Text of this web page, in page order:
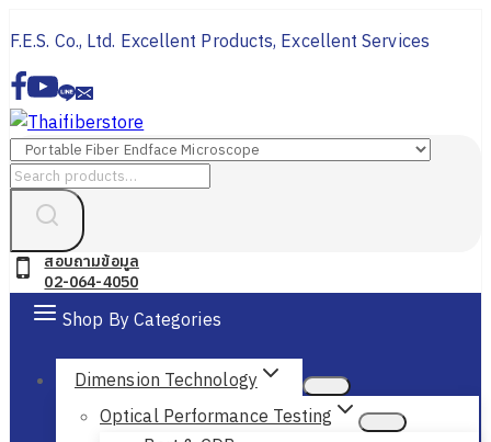
to
content
F.E.S. Co., Ltd. Excellent Products, Excellent Services
Search
สอบถามข้อมูล
02-064-4050
Shop By Categories
Dimension Technology
Optical Performance Testing